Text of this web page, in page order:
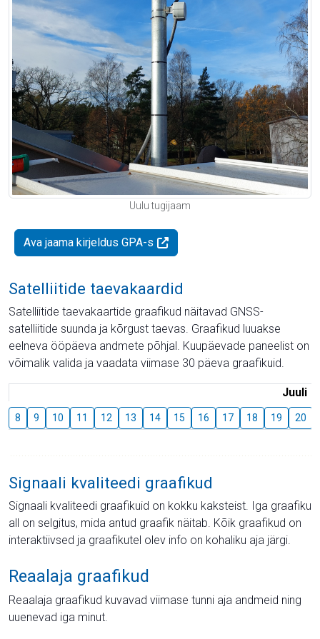
Uulu tugijaam
Ava jaama kirjeldus GPA-s
Satelliitide taevakaardid
Satelliitide taevakaartide graafikud näitavad GNSS-
satelliitide suunda ja kõrgust taevas. Graafikud luuakse
eelneva ööpäeva andmete põhjal. Kuupäevade paneelist on
võimalik valida ja vaadata viimase 30 päeva graafikuid.
Juuli
8 9 10 11 12 13 14 15 16 17 18 19 20
Signaali kvaliteedi graafikud
Signaali kvaliteedi graafikuid on kokku kaksteist. Iga graafiku
all on selgitus, mida antud graafik näitab. Kõik graafikud on
interaktiivsed ja graafikutel olev info on kohaliku aja järgi.
Reaalaja graafikud
Reaalaja graafikud kuvavad viimase tunni aja andmeid ning
uuenevad iga minut.